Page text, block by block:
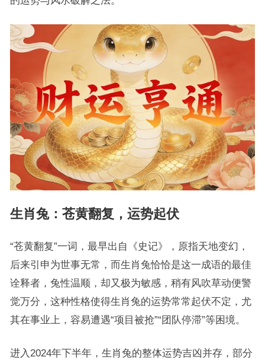
生肖兔：苍黄翻复，运势起伏
“苍黄翻复”一词，最早出自《史记》，原指天地变幻，
后来引申为世事无常，而生肖兔恰恰是这一成语的最佳
诠释者，兔性温顺，却又极为敏感，稍有风吹草动便警
觉万分，这种性格使得生肖兔的运势常常起伏不定，尤
其在事业上，容易遭遇“项目被抢”“团队停滞”等困境。
进入2024年下半年，生肖兔的整体运势吉凶并存，部分